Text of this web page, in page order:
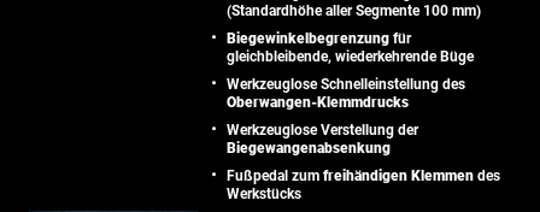
(Standardhöhe aller Segmente 100 mm)
Biegewinkelbegrenzung für
gleichbleibende, wiederkehrende Büge
Werkzeuglose Schnelleinstellung des
Oberwangen-Klemmdrucks
Werkzeuglose Verstellung der
Biegewangenabsenkung
Fußpedal zum freihändigen Klemmen des
Werkstücks